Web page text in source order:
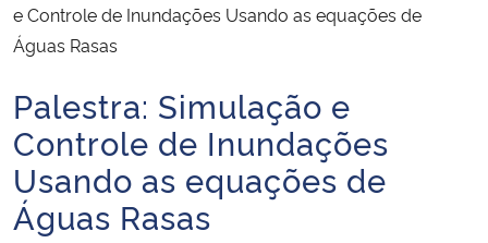
Ministério da Economia
Ministério da Infraestrutura
Ministério da Agricultura, Pecuária e Abastecimento
Ministério da Educação
e Controle de Inundações Usando as equações de
Águas Rasas
Início do conteúdo
Palestra: Simulação e
Controle de Inundações
Usando as equações de
Águas Rasas